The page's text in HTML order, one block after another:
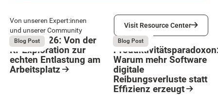
Von unseren Expert:innen
und unserer Community
Visit Resource Center
Visit Resource Center
August 4, 2026
Blog Post
Bright 2026: Von der
KI-Exploration zur
echten Entlastung am
Arbeitsplatz
August 4, 2026
Blog Post
Das
Warum mehr Software
digitale
Reibungsverluste statt
Effizienz erzeugt